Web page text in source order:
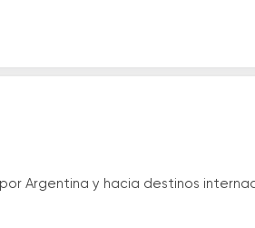
Argentina y hacia destinos